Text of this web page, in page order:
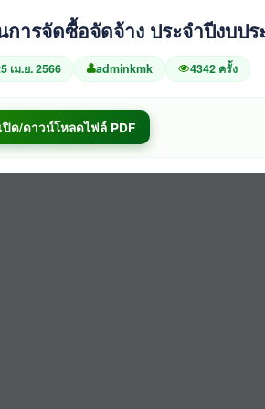
การจัดซื้อจัดจ้าง ประจำปีงบป
เม.ย. 2566 adminkmk 4342 ครั้ง
เปิด/ดาวน์โหลดไฟล์ PDF